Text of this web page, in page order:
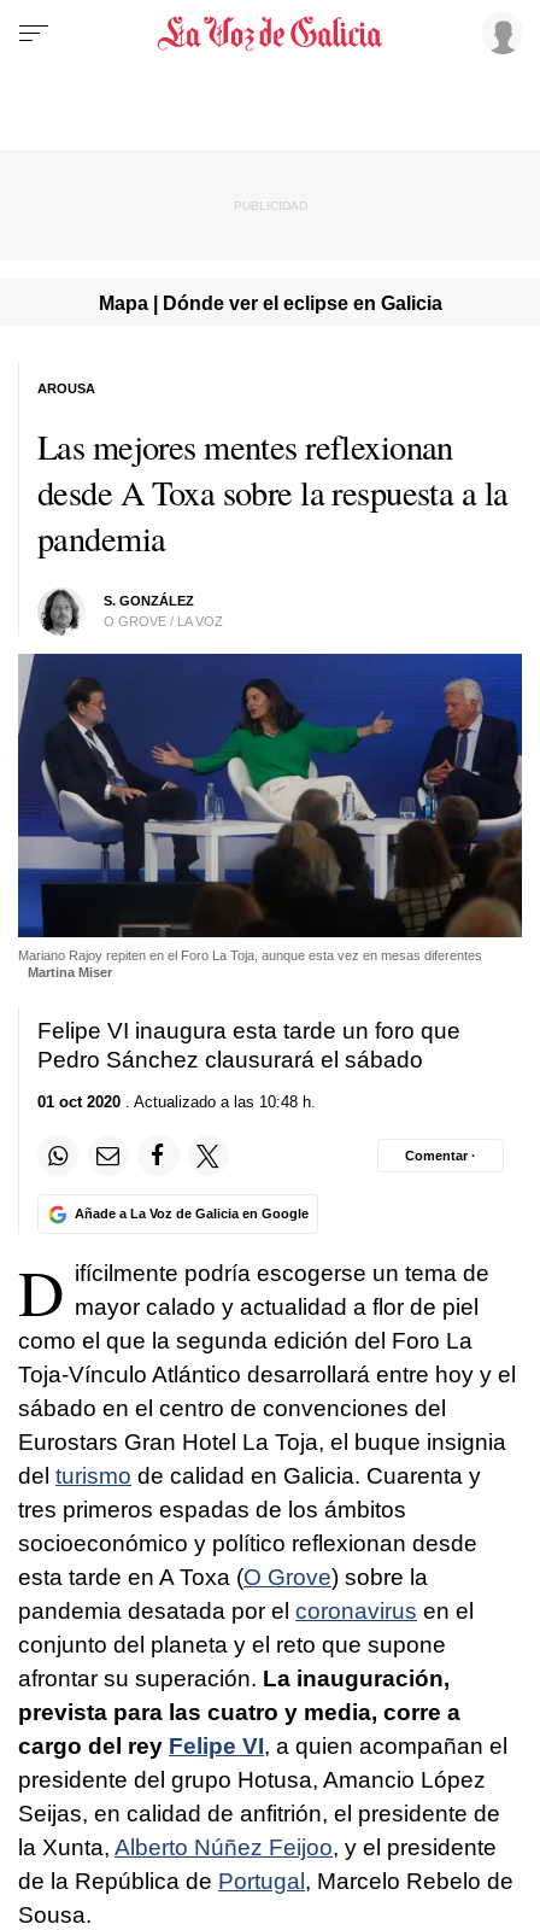
Mapa | Dónde ver el eclipse en Galicia
Las mejores mentes reflexionan
desde A Toxa sobre la respuesta a la
pandemia
S. GONZÁLEZ
O GROVE / LA VOZ
AROUSA
Mariano Rajoy repiten en el Foro La Toja, aunque esta vez en mesas diferentes
Martina Miser
Felipe VI inaugura esta tarde un foro que
Pedro Sánchez clausurará el sábado
01 oct 2020 . Actualizado a las 10:48 h.
Añade a La Voz de Galicia en Google
Comentar ·
D ifícilmente podría escogerse un tema de
mayor calado y actualidad a flor de piel
como el que la segunda edición del Foro La
Toja-Vínculo Atlántico desarrollará entre hoy y el
sábado en el centro de convenciones del
Eurostars Gran Hotel La Toja, el buque insignia
del turismo de calidad en Galicia. Cuarenta y
tres primeros espadas de los ámbitos
socioeconómico y político reflexionan desde
esta tarde en A Toxa (O Grove) sobre la
pandemia desatada por el coronavirus en el
conjunto del planeta y el reto que supone
afrontar su superación. La inauguración,
prevista para las cuatro y media, corre a
cargo del rey Felipe VI, a quien acompañan el
presidente del grupo Hotusa, Amancio López
Seijas, en calidad de anfitrión, el presidente de
la Xunta, Alberto Núñez Feijoo, y el presidente
de la República de Portugal , Marcelo Rebelo de
Sousa.